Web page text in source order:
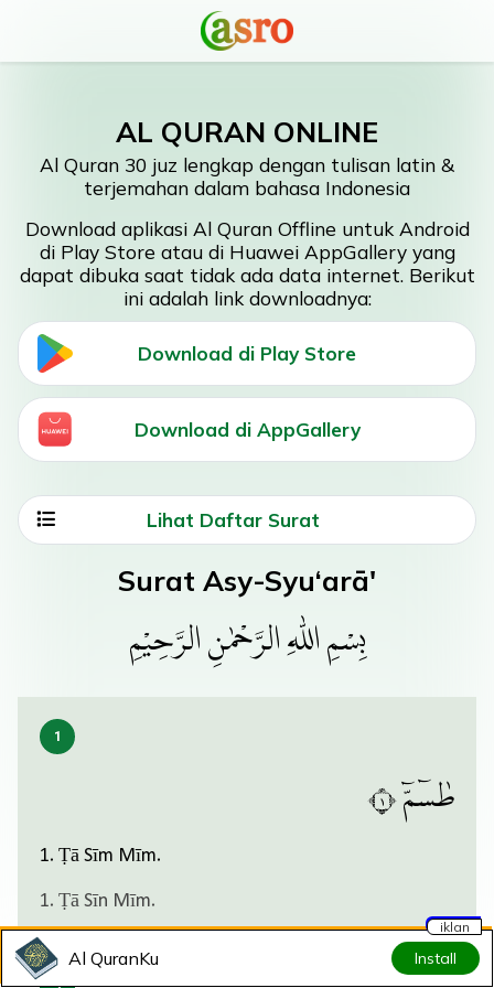
AL QURAN ONLINE
Al Quran 30 juz lengkap dengan tulisan latin &
terjemahan dalam bahasa Indonesia
Download aplikasi Al Quran Offline untuk Android
di Play Store atau di Huawei AppGallery yang
dapat dibuka saat tidak ada data internet. Berikut
ini adalah link downloadnya:
Download di Play Store
Download di AppGallery
Lihat Daftar Surat
Surat Asy-Syu‘arā'
بِسْمِ اللّٰهِ الرَّحْمٰنِ الرَّحِيْمِ
طٰسۤمّۤ ١
1. Ṭā Sīm Mīm.
1. Ṭā Sīn Mīm.
Al QuranKu Install
iklan